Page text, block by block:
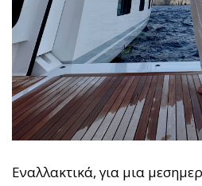
Εναλλακτικά, για μια